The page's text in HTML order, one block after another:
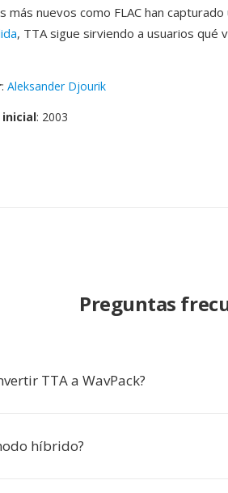
más nuevos como FLAC han
, TTA sigue sirviendo a usuarios qué
: Aleksander Djourik
inicial: 2003
Preguntas
TTA a WavPack?
híbrido?